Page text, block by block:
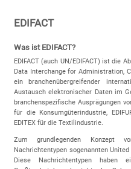
EDIFACT
Was ist EDIFACT?
EDIFACT (auch UN/EDIFACT) ist die
Data Interchange for Administration,
ein branchenübergreifender
Austausch elektronischer Daten im
branchenspezifische Ausprägungen
für die Konsumgüterindustrie,
EDITEX für die Textilindustrie.
Zum grundlegenden Konzept
Nachrichtentypen sogenannten
Diese Nachrichtentypen haben